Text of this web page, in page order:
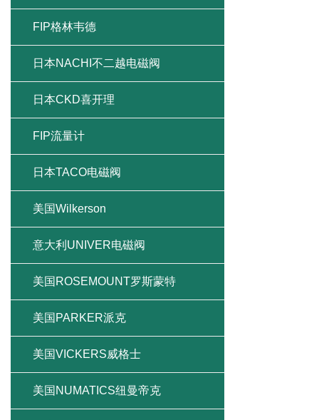
FIP格林韦德
日本NACHI不二越电磁阀
日本CKD喜开理
FIP流量计
日本TACO电磁阀
美国Wilkerson
意大利UNIVER电磁阀
美国ROSEMOUNT罗斯蒙特
美国PARKER派克
美国VICKERS威格士
美国NUMATICS纽曼帝克